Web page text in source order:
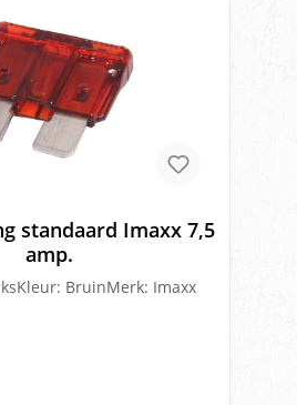
standaard Imaxx 7,5
amp.
BruinMerk: Imaxx